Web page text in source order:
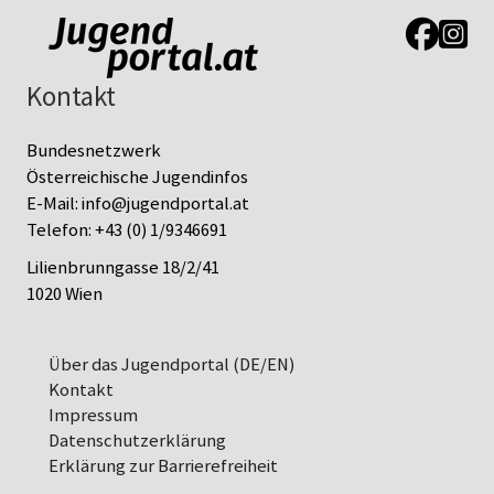
Link zur
Link
Kontakt
Bundesnetzwerk
Österreichische Jugendinfos
E-Mail:info@jugendportal.at
Telefon:+43 (0) 1/9346691
Lilienbrunngasse 18/2/41
1020 Wien
Über das Jugendportal (DE/EN)
Kontakt
Impressum
Datenschutz­erklärung
Erklärung zur Barrierefreiheit